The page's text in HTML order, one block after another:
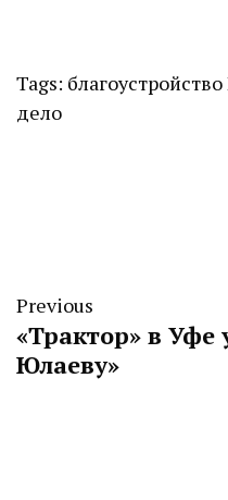
Tags: благоустройство
дело
Previous
«Трактор» в Уфе
Юлаеву»